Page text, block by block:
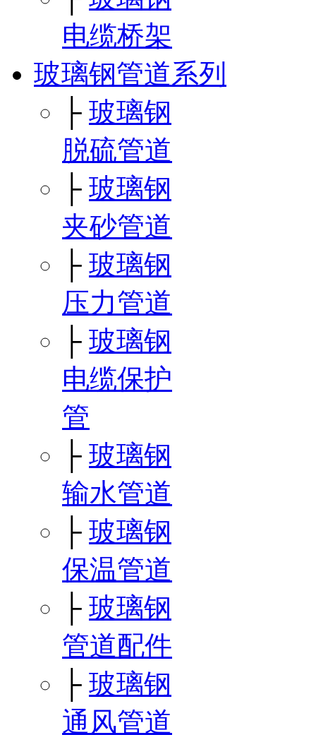
电缆桥架
玻璃钢管道系列
├ 玻璃钢
脱硫管道
├ 玻璃钢
夹砂管道
├ 玻璃钢
压力管道
├ 玻璃钢
电缆保护
管
├ 玻璃钢
输水管道
├ 玻璃钢
保温管道
├ 玻璃钢
管道配件
├ 玻璃钢
通风管道